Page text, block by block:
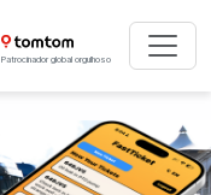
Patrocinador global orgulhoso